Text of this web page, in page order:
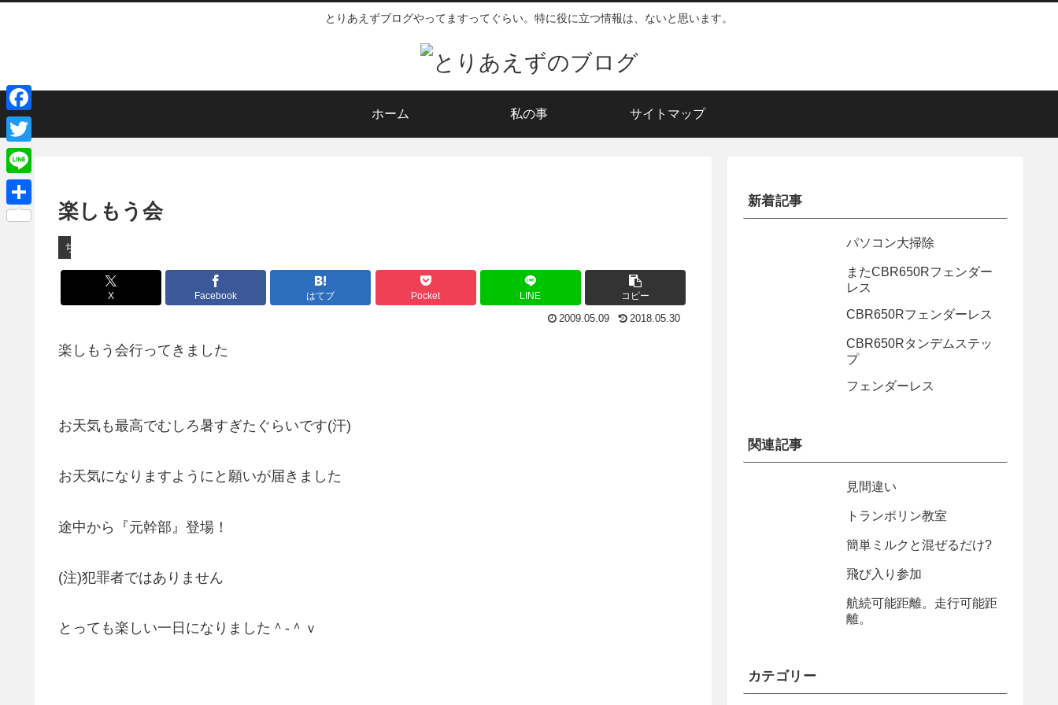
とりあえずブログやってますってぐらい。特に役に立つ情報は、ないと思います。
ホーム 私の事 サイトマップ
楽しもう会
ちょっとしたこと
X Facebook はてブ Pocket LINE コピー
2009.05.09 2018.05.30
楽しもう会行ってきました
お天気も最高でむしろ暑すぎたぐらいです(汗)
お天気になりますようにと願いが届きました
途中から『元幹部』登場！
(注)犯罪者ではありません
とっても楽しい一日になりました＾-＾ｖ
新着記事
パソコン大掃除
またCBR650Rフェンダー
レス
CBR650Rフェンダーレス
CBR650Rタンデムステッ
プ
フェンダーレス
関連記事
見間違い
トランポリン教室
簡単ミルクと混ぜるだけ?
飛び入り参加
航続可能距離。走行可能距
離。
カテゴリー
F
a
c
e
b
T
w
i
L
i共